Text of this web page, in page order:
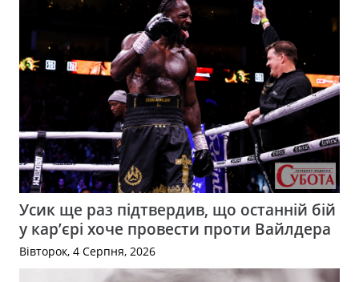
Усик ще раз підтвердив, що останній бій
у кар’єрі хоче провести проти Вайлдера
Вівторок, 4 Серпня, 2026